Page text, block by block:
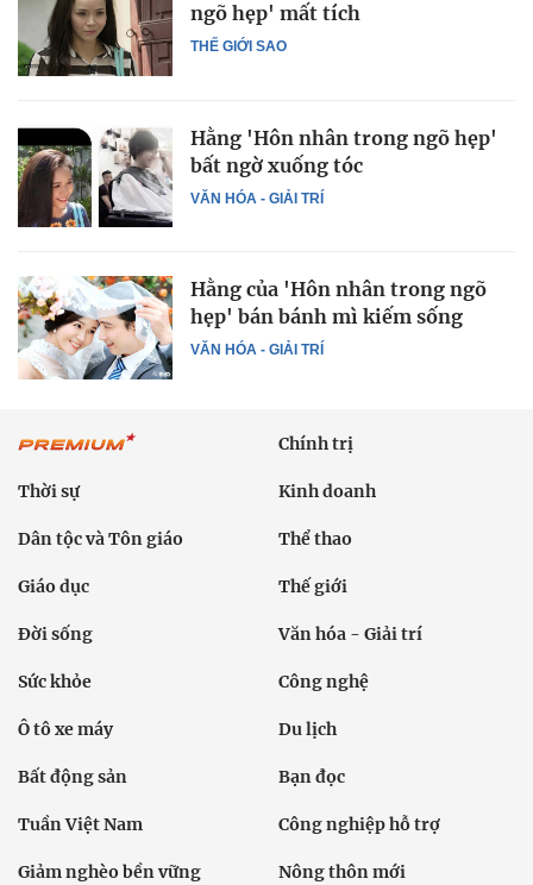
THẾ GIỚI SAO
ngõ hẹp' mất tích
VĂN HÓA - GIẢI TRÍ
Hằng 'Hôn nhân trong ngõ hẹp'
bất ngờ xuống tóc
VĂN HÓA - GIẢI TRÍ
Hằng của 'Hôn nhân trong ngõ
hẹp' bán bánh mì kiếm sống
Chính trị
Thời sự Kinh doanh
Dân tộc và Tôn giáo Thể thao
Giáo dục Thế giới
Đời sống Văn hóa - Giải trí
Sức khỏe Công nghệ
Ô tô xe máy Du lịch
Bất động sản Bạn đọc
Tuần Việt Nam Công nghiệp hỗ trợ
Giảm nghèo bền vững Nông thôn mới